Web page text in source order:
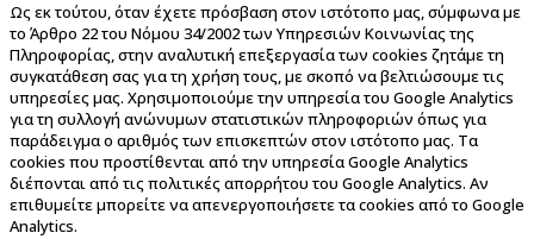
Ως εκ τούτου, όταν έχετε πρόσβαση στον ιστότοπο μας, σύμφωνα με
το Άρθρο 22 του Νόμου 34/2002 των Υπηρεσιών Κοινωνίας της
Πληροφορίας, στην αναλυτική επεξεργασία των cookies ζητάμε τη
συγκατάθεση σας για τη χρήση τους, με σκοπό να βελτιώσουμε τις
υπηρεσίες μας. Χρησιμοποιούμε την υπηρεσία του Google Analytics
για τη συλλογή ανώνυμων στατιστικών πληροφοριών όπως για
παράδειγμα ο αριθμός των επισκεπτών στον ιστότοπο μας. Τα
cookies που προστίθενται από την υπηρεσία Google Analytics
διέπονται από τις πολιτικές απορρήτου του Google Analytics. Αν
επιθυμείτε μπορείτε να απενεργοποιήσετε τα cookies από το Google
Analytics.